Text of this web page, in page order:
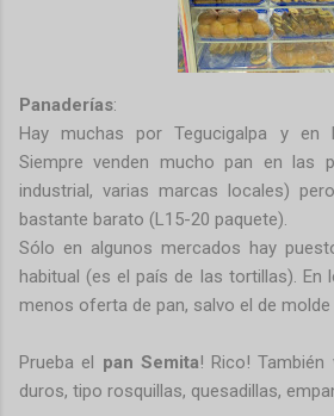
Panaderías:
Hay muchas por Tegucigalpa y en
Siempre venden mucho pan en las
industrial, varias marcas locales)
bastante barato (L15-20 paquete).
Sólo en algunos mercados hay
habitual (es el país de las tortillas). En
menos oferta de pan, salvo el de
Prueba el pan Semita! Rico! También
duros, tipo rosquillas, quesadillas,